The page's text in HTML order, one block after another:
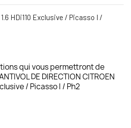
1.6 HDi110 Exclusive / Picasso I /
qui vous permettront de
DE DIRECTION CITROEN
/ Picasso I / Ph2